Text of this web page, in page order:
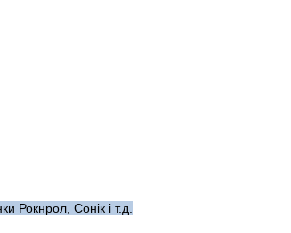
Рокнрол, Сонік і т.д.